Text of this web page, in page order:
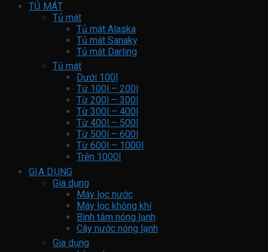
TỦ MÁT
Tủ mát
Tủ mát Alaska
Tủ mát Sanaky
Tủ mát Darling
Tủ mát
Dưới 100l
Từ 100l – 200l
Từ 200l – 300l
Từ 300l – 400l
Từ 400l – 500l
Từ 500l – 600l
Từ 600l – 1000l
Trên 1000l
GIA DỤNG
Gia dụng
Máy lọc nước
Máy lọc không khí
Bình tắm nóng lạnh
Cây nước nóng lạnh
Gia dụng